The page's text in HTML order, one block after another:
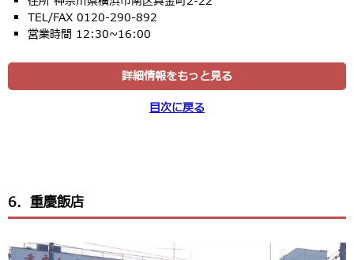
TEL/FAX 0120-290-892
営業時間 12:30~16:00
詳細情報をもっと見る
目次に戻る
6．重慶飯店